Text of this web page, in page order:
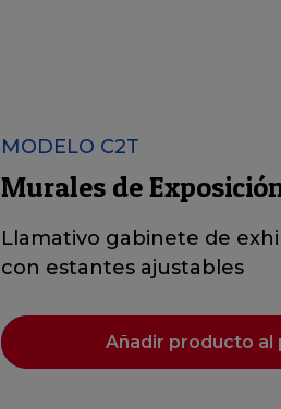
MODELO C2T
Murales de
Llamativo gabinete de
con estantes ajustables
Añadir producto al